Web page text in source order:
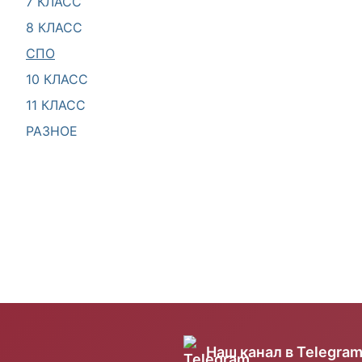
8 КЛАСС
СПО
10 КЛАСС
11 КЛАСС
РАЗНОЕ
Наш канал в Telegram